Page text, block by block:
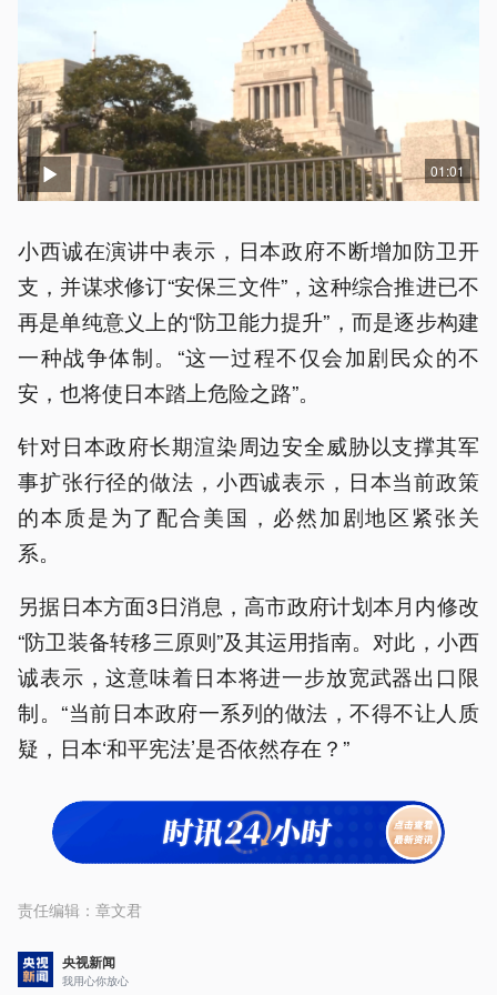
01:01
小西诚在演讲中表示，日本政府不断增加防卫开
支，并谋求修订“安保三文件”，这种综合推进已不
再是单纯意义上的“防卫能力提升”，而是逐步构建
一种战争体制。“这一过程不仅会加剧民众的不
安，也将使日本踏上危险之路”。
针对日本政府长期渲染周边安全威胁以支撑其军
事扩张行径的做法，小西诚表示，日本当前政策
的本质是为了配合美国，必然加剧地区紧张关
系。
另据日本方面3日消息，高市政府计划本月内修改
“防卫装备转移三原则”及其运用指南。对此，小西
诚表示，这意味着日本将进一步放宽武器出口限
制。“当前日本政府一系列的做法，不得不让人质
疑，日本‘和平宪法’是否依然存在？”
责任编辑： 章文君
央视新闻
我用心你放心